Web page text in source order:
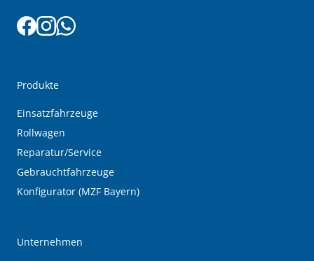
Produkte
Einsatzfahrzeuge
Rollwagen
Reparatur/Service
Gebrauchtfahrzeuge
Konfigurator (MZF Bayern)
Unternehmen